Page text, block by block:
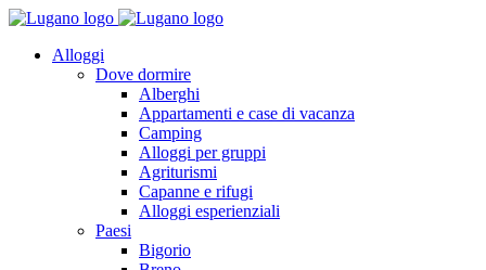
Alloggi
Dove dormire
Alberghi
Appartamenti e case di vacanza
Camping
Alloggi per gruppi
Agriturismi
Capanne e rifugi
Alloggi esperienziali
Paesi
Bigorio